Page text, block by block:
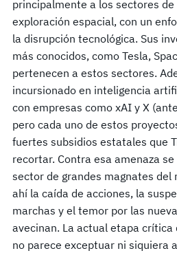
principalmente a los sectores
exploración espacial, con un
la disrupción tecnológica. Sus
más conocidos, como Tesla,
pertenecen a estos sectores.
incursionado en inteligencia
con empresas como xAI y X
pero cada uno de estos
fuertes subsidios estatales que
recortar. Contra esa amenaza
sector de grandes magnates del
ahí la caída de acciones, la
marchas y el temor por las
avecinan. La actual etapa
no parece exceptuar ni siquiera